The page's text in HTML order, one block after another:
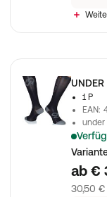
1 P
EAN:
under
starke
ab €
30,50 €